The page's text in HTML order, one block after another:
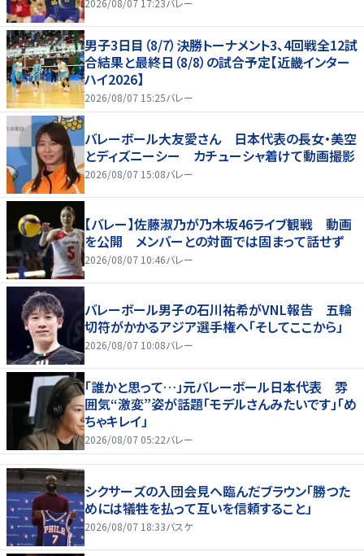
2026/08/07 17:23バレー
男子3日目（8/7）決勝トーナメント3、4回戦全12試
合結果と最終日（8/8）の試合予定【近畿インター
ハイ2026】
2026/08/07 15:25バレー
バレーボール大友愛さん 日本代表の長女・美空
とディズニーシー カチューシャ着けて動画撮影
2026/08/07 15:08バレー
【バレー】佐藤淑乃が乃木坂46ライブ観戦 動画
を公開 メンバーとの対面では固まって話せず
2026/08/07 10:46バレー
バレーボール男子の石川祐希がVNL報告 五輪
切符がかかるアジア選手権へ「そしてここから」
2026/08/07 10:08バレー
「誰かと思って…」元バレーボール日本代表 雰
囲気“激変”姿が話題「モデルさんみたいです」「め
ちゃキレイ」
2026/08/07 05:22バレー
シクサーズの入団会見へ臨んだブラウン「勝つた
めには犠牲を払って互いを信頼すること」
2026/08/07 18:33バスケ